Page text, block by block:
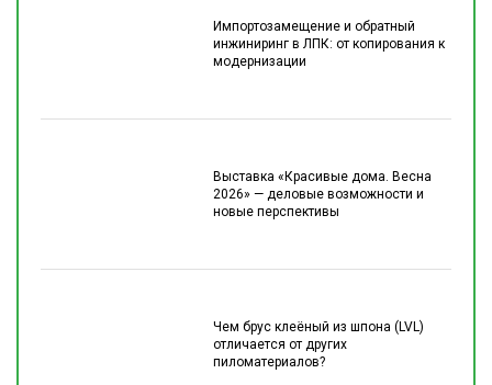
Импортозамещение и обратный
инжиниринг в ЛПК: от копирования к
модернизации
Выставка «Красивые дома. Весна
2026» — деловые возможности и
новые перспективы
Чем брус клеёный из шпона (LVL)
отличается от других
пиломатериалов?